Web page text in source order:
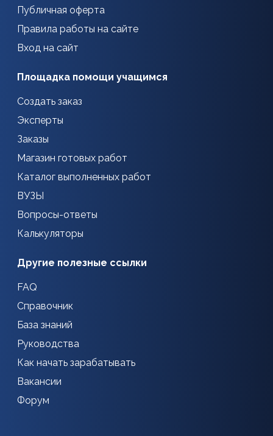
Публичная оферта
Правила работы на сайте
Вход на сайт
Площадка помощи учащимся
Создать заказ
Эксперты
Заказы
Магазин готовых работ
Каталог выполненных работ
ВУЗЫ
Вопросы-ответы
Калькуляторы
Другие полезные ссылки
FAQ
Справочник
База знаний
Руководства
Как начать зарабатывать
Вакансии
Форум